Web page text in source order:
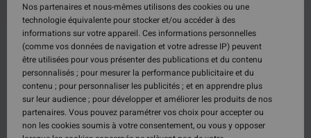
Nos partenaires et nous-mêmes utilisons des cookies ou une
technologie équivalente pour stocker et/ou accéder à des
informations sur votre appareil. Ces informations personnelles
(comme vos données de navigation et votre adresse IP) peuvent
être utilisées pour vous présenter des publications et du contenu
personnalisés ; pour mesurer la performance publicitaire et du
contenu ; pour personnaliser les publicités ; et en apprendre plus
sur leur audience ; pour développer et améliorer les produits de nos
partenaires. Vous pouvez paramétrer vos choix pour accepter ou
non les cookies soumis à votre consentement, ou vous y opposer